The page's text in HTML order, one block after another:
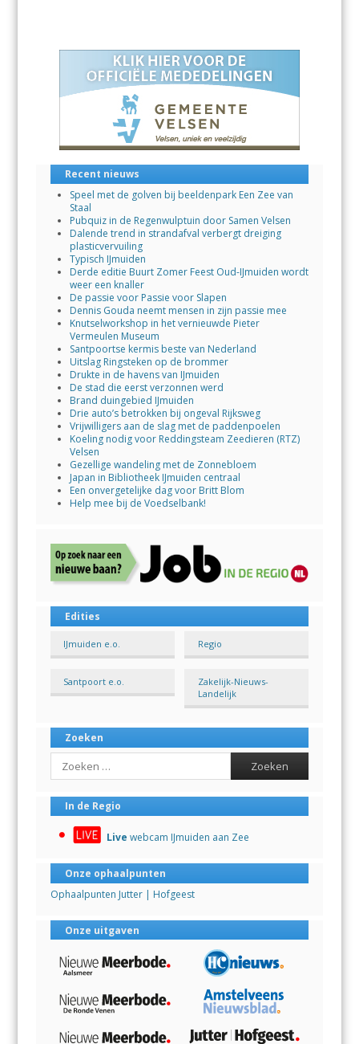
o A
p
p
dI
n
Recent nieuws
Speel met de golven bij beeldenpark Een Zee van
Staal
Pubquiz in de Regenwulptuin door Samen Velsen
Dalende trend in strandafval verbergt dreiging
plasticvervuiling
Typisch IJmuiden
Derde editie Buurt Zomer Feest Oud-IJmuiden wordt
weer een knaller
De passie voor Passie voor Slapen
Dennis Gouda neemt mensen in zijn passie mee
Knutselworkshop in het vernieuwde Pieter
Vermeulen Museum
Santpoortse kermis beste van Nederland
Uitslag Ringsteken op de brommer
Drukte in de havens van IJmuiden
De stad die eerst verzonnen werd
Brand duingebied IJmuiden
Drie auto’s betrokken bij ongeval Rijksweg
Vrijwilligers aan de slag met de paddenpoelen
Koeling nodig voor Reddingsteam Zeedieren (RTZ)
Velsen
Gezellige wandeling met de Zonnebloem
Japan in Bibliotheek IJmuiden centraal
Een onvergetelijke dag voor Britt Blom
Help mee bij de Voedselbank!
Edities
IJmuiden e.o. Regio
Santpoort e.o.
Zakelijk-Nieuws-
Landelijk
Zoeken
Search
In de Regio
Live webcam IJmuiden aan Zee
Onze ophaalpunten
Ophaalpunten Jutter | Hofgeest
Onze uitgaven